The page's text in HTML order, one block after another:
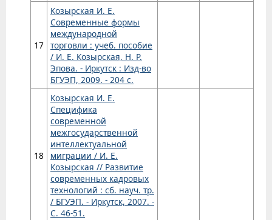
17
Козырская И. Е.
Современные формы
международной
торговли : учеб. пособие
/ И. Е. Козырская, Н. Р.
Эпова. - Иркутск : Изд-во
БГУЭП, 2009. - 204 с.
18
Козырская И. Е.
Специфика
современной
межгосударственной
интеллектуальной
миграции / И. Е.
Козырская // Развитие
современных кадровых
технологий : сб. науч. тр.
/ БГУЭП. - Иркутск, 2007. -
С. 46-51.